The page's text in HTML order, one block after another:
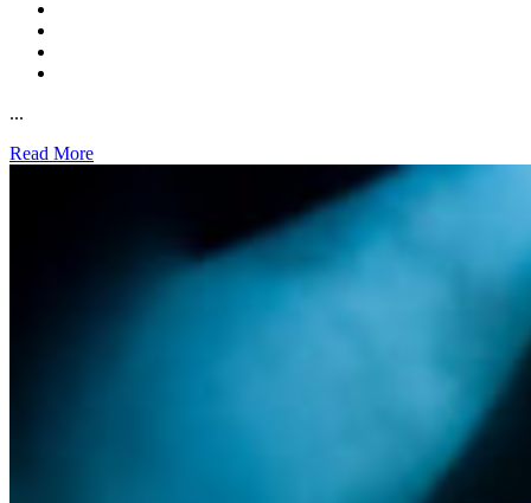
...
Read More